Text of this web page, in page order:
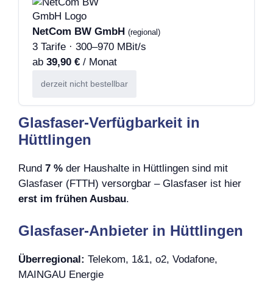
NetCom BW GmbH (regional)
3 Tarife · 300–970 MBit/s
ab 39,90 € / Monat
derzeit nicht bestellbar
Glasfaser-Verfügbarkeit in
Hüttlingen
Rund 7 % der Haushalte in Hüttlingen sind mit
Glasfaser (FTTH) versorgbar – Glasfaser ist hier
erst im frühen Ausbau.
Glasfaser-Anbieter in Hüttlingen
Überregional: Telekom, 1&1, o2, Vodafone,
MAINGAU Energie